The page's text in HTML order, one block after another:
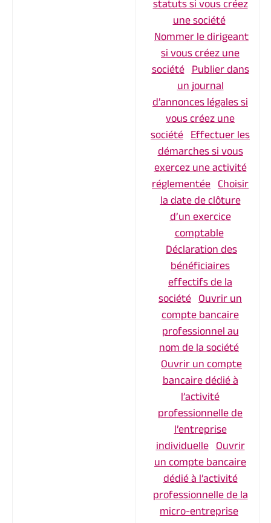
statuts si vous créez
une société
Nommer le dirigeant
si vous créez une
société Publier dans
un journal
d’annonces légales si
vous créez une
société Effectuer les
démarches si vous
exercez une activité
réglementée Choisir
la date de clôture
d’un exercice
comptable
Déclaration des
bénéficiaires
effectifs de la
société Ouvrir un
compte bancaire
professionnel au
nom de la société
Ouvrir un compte
bancaire dédié à
l’activité
professionnelle de
l’entreprise
individuelle Ouvrir
un compte bancaire
dédié à l’activité
professionnelle de la
micro-entreprise